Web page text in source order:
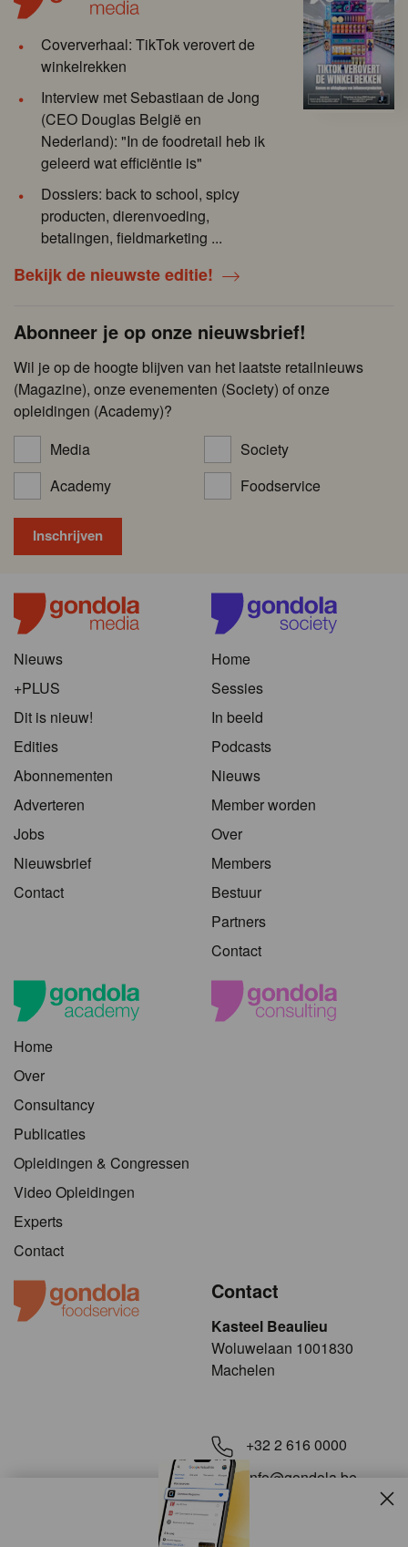
Coververhaal: TikTok verovert de
winkelrekken
Interview met Sebastiaan de Jong
(CEO Douglas België en
Nederland): "In de foodretail heb ik
geleerd wat efficiëntie is"
Dossiers: back to school, spicy
producten, dierenvoeding,
betalingen, fieldmarketing ...
Bekijk de nieuwste editie!
Abonneer je op onze nieuwsbrief!
Wil je op de hoogte blijven van het laatste retailnieuws
(Magazine), onze evenementen (Society) of onze
opleidingen (Academy)?
Media
Society
Academy
Foodservice
Nieuws
+PLUS
Dit is nieuw!
Edities
Abonnementen
Adverteren
Jobs
Nieuwsbrief
Contact
Home
Sessies
In beeld
Podcasts
Nieuws
Member worden
Over
Members
Bestuur
Partners
Contact
Home
Over
Consultancy
Publicaties
Opleidingen & Congressen
Video Opleidingen
Experts
Contact
Contact
Kasteel Beaulieu
​​​Woluwelaan 1001830
Machelen
+32 2 616 0000
info@gondola.be
Volg ons op